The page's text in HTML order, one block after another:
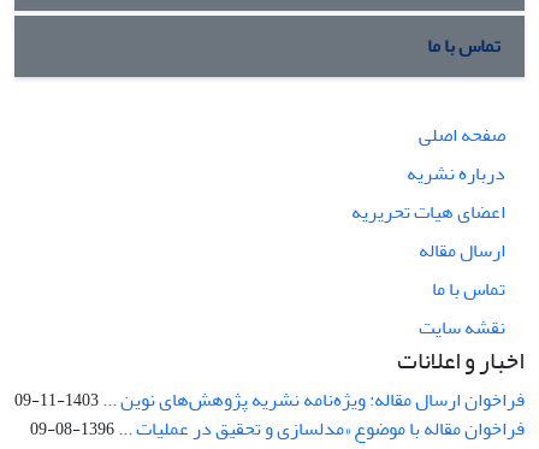
تماس با ما
صفحه اصلی
درباره نشریه
اعضای هیات تحریریه
ارسال مقاله
تماس با ما
نقشه سایت
اخبار و اعلانات
فراخوان ارسال مقاله: ویژه‌نامه نشریه پژوهش‌های نوین ...1403-11-09
فراخوان مقاله با موضوع «مدلسازی و تحقیق در عملیات ...1396-08-09